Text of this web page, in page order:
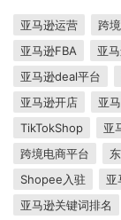
亚马逊运营 跨
亚马逊FBA
亚
亚马逊deal平台
亚马逊开店
亚
TikTokShop
亚
跨境电商平台
Shopee入驻
亚
亚马逊关键词排名